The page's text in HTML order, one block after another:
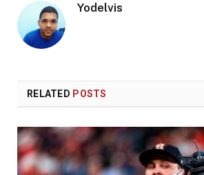
Yodelvis
RELATED POSTS